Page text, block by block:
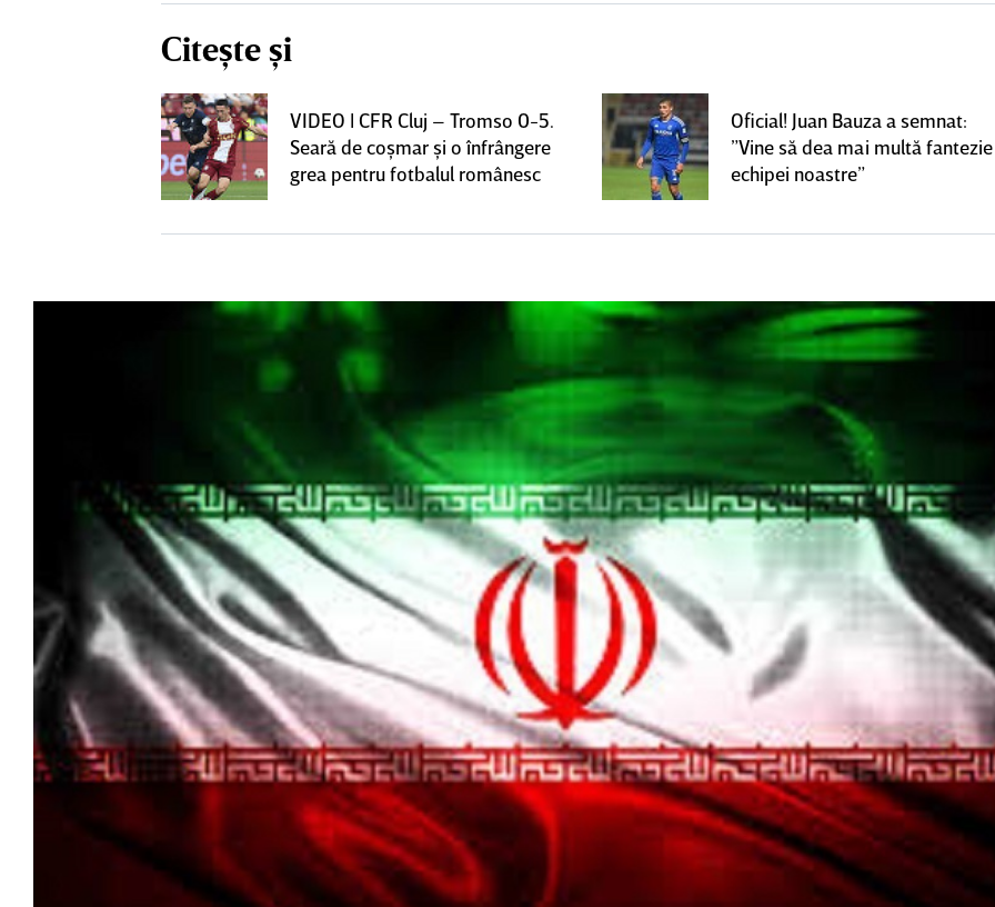
Citește și
VIDEO | CFR Cluj – Tromso 0-5.
Seară de coşmar şi o înfrângere
grea pentru fotbalul românesc
Oficial! Juan Bauza a semnat:
”Vine să dea mai multă fantezie
echipei noastre”